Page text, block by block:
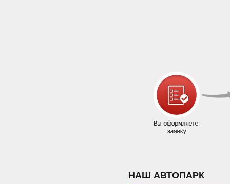
НАШ АВТОПАРК